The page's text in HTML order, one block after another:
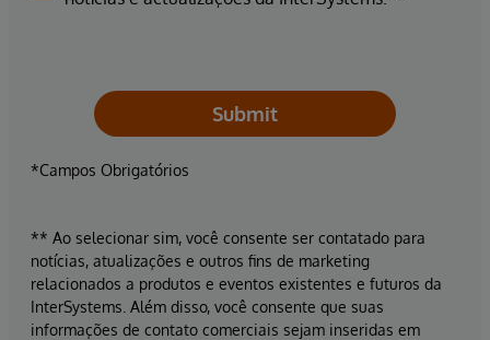
Submit
*Campos Obrigatórios
** Ao selecionar sim, você consente ser contatado para
notícias, atualizações e outros fins de marketing
relacionados a produtos e eventos existentes e futuros da
InterSystems. Além disso, você consente que suas
informações de contato comerciais sejam inseridas em